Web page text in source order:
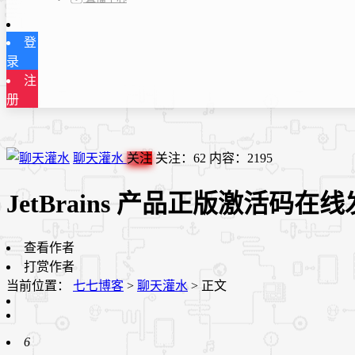
登
录
注
册
聊天灌水关注 关注： 62 内容： 2195
JetBrains 产品正版激活码在线
查看作者
打赏作者
当前位置： 七七博客 > 聊天灌水 > 正文
6